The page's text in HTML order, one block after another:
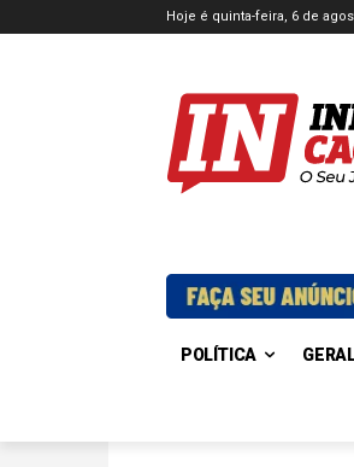
Hoje é quinta-feira, 6 de
POLÍTICA